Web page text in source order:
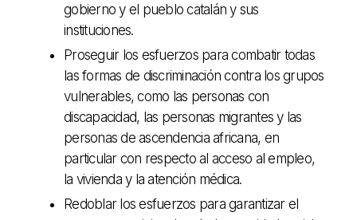
gobierno y el pueblo catalán y sus
instituciones.
Proseguir los esfuerzos para combatir todas
las formas de discriminación contra los grupos
vulnerables, como las personas con
discapacidad, las personas migrantes y las
personas de ascendencia africana, en
particular con respecto al acceso al empleo,
la vivienda y la atención médica.
Redoblar los esfuerzos para garantizar el